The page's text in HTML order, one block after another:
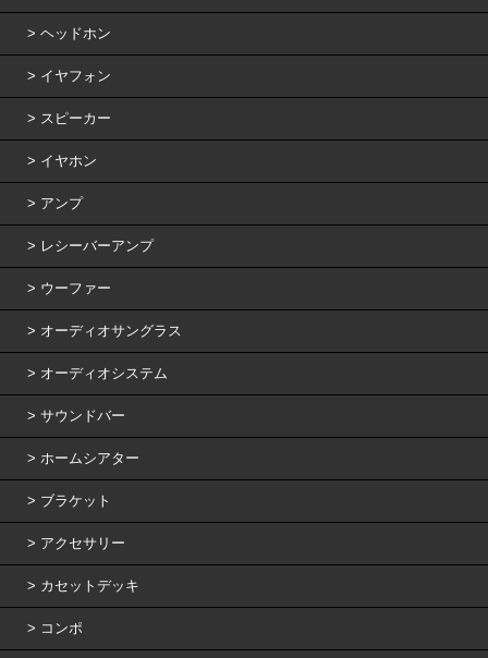
ヘッドホン
イヤフォン
スピーカー
イヤホン
アンプ
レシーバーアンプ
ウーファー
オーディオサングラス
オーディオシステム
サウンドバー
ホームシアター
ブラケット
アクセサリー
カセットデッキ
コンポ